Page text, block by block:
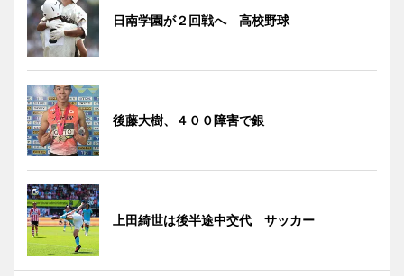
日南学園が２回戦へ 高校野球
後藤大樹、４００障害で銀
上田綺世は後半途中交代 サッカー